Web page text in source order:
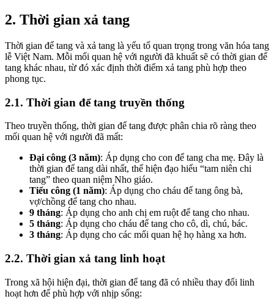
2. Thời gian xả tang
Thời gian để tang và xả tang là yếu tố quan trọng trong văn hóa tang
lễ Việt Nam. Mỗi mối quan hệ với người đã khuất sẽ có thời gian để
tang khác nhau, từ đó xác định thời điểm xả tang phù hợp theo
phong tục.
2.1. Thời gian để tang truyền thống
Theo truyền thống, thời gian để tang được phân chia rõ ràng theo
mối quan hệ với người đã mất:
Đại công (3 năm): Áp dụng cho con để tang cha mẹ. Đây là
thời gian để tang dài nhất, thể hiện đạo hiếu “tam niên chi
tang” theo quan niệm Nho giáo.
Tiểu công (1 năm): Áp dụng cho cháu để tang ông bà,
vợ/chồng để tang cho nhau.
9 tháng: Áp dụng cho anh chị em ruột để tang cho nhau.
5 tháng: Áp dụng cho cháu để tang cho cô, dì, chú, bác.
3 tháng: Áp dụng cho các mối quan hệ họ hàng xa hơn.
2.2. Thời gian xả tang linh hoạt
Trong xã hội hiện đại, thời gian để tang đã có nhiều thay đổi linh
hoạt hơn để phù hợp với nhịp sống: